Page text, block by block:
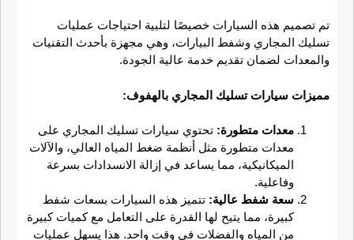
تم تصميم هذه السيارات خصيصًا لتلبية احتياجات عمليات
تسليك المجاري وشفط البيارات، وهي مجهزة بأحدث التقنيات
والمعدات لضمان تقديم خدمة عالية الجودة.
مميزات سيارات تسليك المجاري بالهفوف:
معدات متطورة: تحتوي سيارات تسليك المجاري على
معدات متطورة مثل أنظمة ضغط المياه العالي، والآلات
الميكانيكية، مما يساعد في إزالة الانسدادات بسرعة
وفاعلية.
سعة شفط عالية: تتميز هذه السيارات بسعات شفط
كبيرة، مما يتيح لها القدرة على التعامل مع كميات كبيرة
من المياه والفضلات في وقت واحد. هذا يسهل عمليات